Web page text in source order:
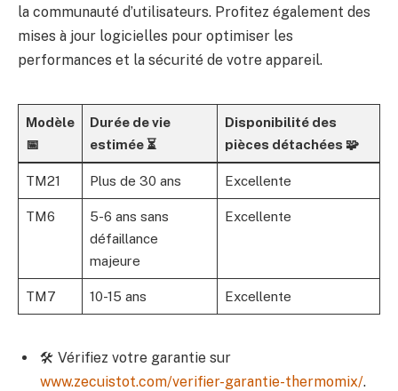
la communauté d’utilisateurs. Profitez également des
mises à jour logicielles pour optimiser les
performances et la sécurité de votre appareil.
Modèle
📅
Durée de vie
estimée ⏳
Disponibilité des
pièces détachées 🧩
TM21 Plus de 30 ans Excellente
TM6
5-6 ans sans
défaillance
majeure
Excellente
TM7 10-15 ans Excellente
🛠️ Vérifiez votre garantie sur
www.zecuistot.com/verifier-garantie-thermomix/.